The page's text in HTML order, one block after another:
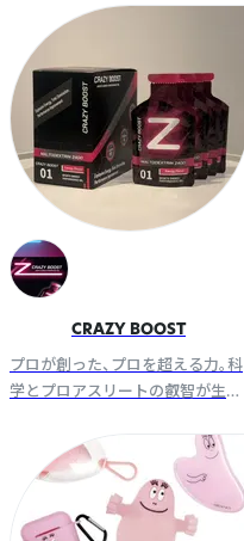
CRAZY BOOST
プロが創った、プロを超える力。科
学とプロアスリートの叡智が生ん
【CRAZY BOOST!】